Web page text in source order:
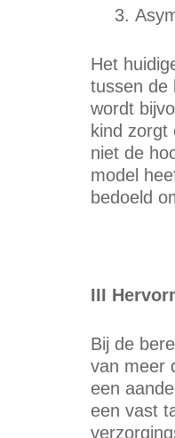
Het
tussen de
wordt
kind
niet de
model
bedoeld
III
Bij de
van meer
een
een vast